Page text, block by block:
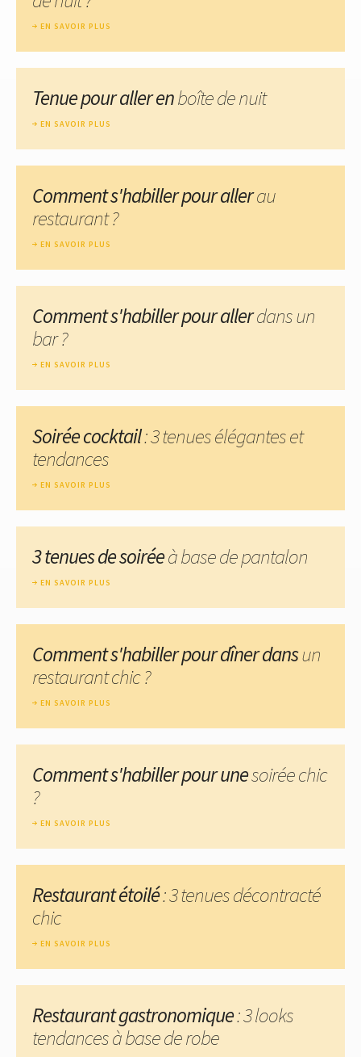
EN SAVOIR PLUS
Tenue pour aller enboîte de nuit
EN SAVOIR PLUS
Comment s'habiller pour allerau
restaurant ?
EN SAVOIR PLUS
Comment s'habiller pour allerdans un
bar ?
EN SAVOIR PLUS
Soirée cocktail: 3 tenues élégantes et
tendances
EN SAVOIR PLUS
3 tenues de soiréeà base de pantalon
EN SAVOIR PLUS
Comment s'habiller pour dîner dansun
restaurant chic ?
EN SAVOIR PLUS
Comment s'habiller pour unesoirée chic
?
EN SAVOIR PLUS
Restaurant étoilé: 3 tenues décontracté
chic
EN SAVOIR PLUS
Restaurant gastronomique: 3 looks
tendances à base de robe